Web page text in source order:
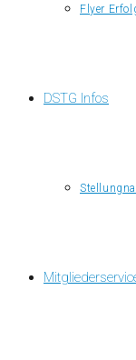
Flyer
DSTG Infos